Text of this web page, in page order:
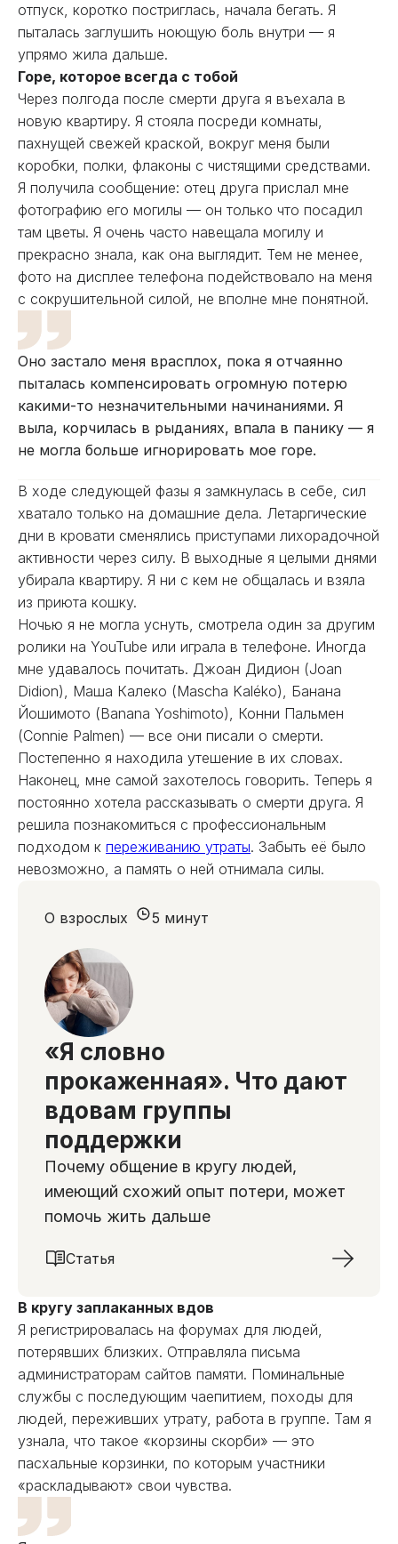
отпуск, коротко постриглась, начала бегать. Я
пыталась заглушить ноющую боль внутри — я
упрямо жила дальше.
Горе, которое всегда с тобой
Через полгода после смерти друга я въехала в
новую квартиру. Я стояла посреди комнаты,
пахнущей свежей краской, вокруг меня были
коробки, полки, флаконы с чистящими средствами.
Я получила сообщение: отец друга прислал мне
фотографию его могилы — он только что посадил
там цветы. Я очень часто навещала могилу и
прекрасно знала, как она выглядит. Тем не менее,
фото на дисплее телефона подействовало на меня
с сокрушительной силой, не вполне мне понятной.
Оно застало меня врасплох, пока я отчаянно
пыталась компенсировать огромную потерю
какими-то незначительными начинаниями. Я
выла, корчилась в рыданиях, впала в панику — я
не могла больше игнорировать мое горе.
В ходе следующей фазы я замкнулась в себе, сил
хватало только на домашние дела. Летаргические
дни в кровати сменялись приступами лихорадочной
активности через силу. В выходные я целыми днями
убирала квартиру. Я ни с кем не общалась и взяла
из приюта кошку.
Ночью я не могла уснуть, смотрела один за другим
ролики на YouTube или играла в телефоне. Иногда
мне удавалось почитать. Джоан Дидион (Joan
Didion), Маша Калеко (Mascha Kaléko), Банана
Йошимото (Banana Yoshimoto), Конни Пальмен
(Connie Palmen) — все они писали о смерти.
Постепенно я находила утешение в их словах.
Наконец, мне самой захотелось говорить. Теперь я
постоянно хотела рассказывать о смерти друга. Я
решила познакомиться с профессиональным
подходом к переживанию утраты. Забыть её было
невозможно, а память о ней отнимала силы.
«Я словно
прокаженная». Что дают
вдовам группы
поддержки
Почему общение в кругу людей,
имеющий схожий опыт потери, может
помочь жить дальше
О взрослых
Статья
5 минут
В кругу заплаканных вдов
Я регистрировалась на форумах для людей,
потерявших близких. Отправляла письма
администраторам сайтов памяти. Поминальные
службы с последующим чаепитием, походы для
людей, переживших утрату, работа в группе. Там я
узнала, что такое «корзины скорби» — это
пасхальные корзинки, по которым участники
«раскладывают» свои чувства.